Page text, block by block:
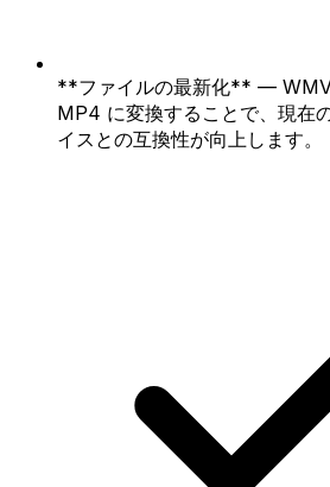
**ファイルの最新化** — WMV
MP4 に変換することで、現在
イスとの互換性が向上します。